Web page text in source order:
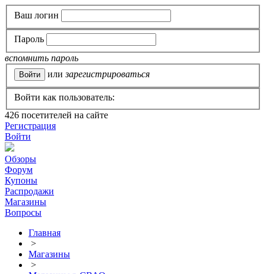
Ваш логин
Пароль
вспомнить пароль
или зарегистрироваться
Войти как пользователь:
426 посетителей на сайте
Регистрация
Войти
Обзоры
Форум
Купоны
Распродажи
Магазины
Вопросы
Главная
>
Магазины
>